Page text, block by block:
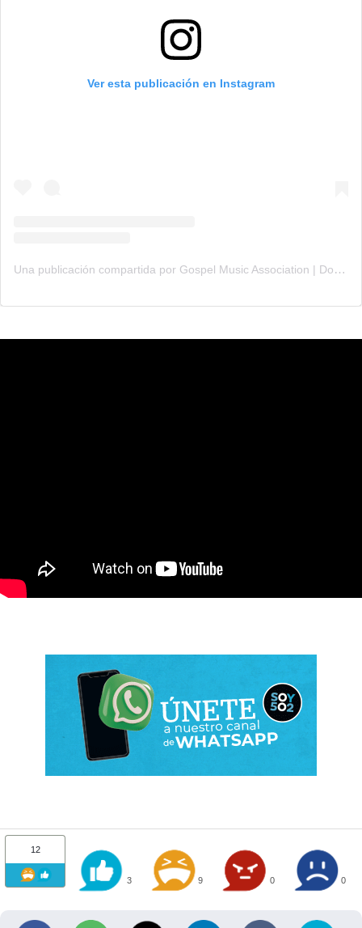
Ver esta publicación en Instagram
Una publicación compartida por Gospel Music Association | Dove Awards (@gmadoveawards)
12
3 9 0 0